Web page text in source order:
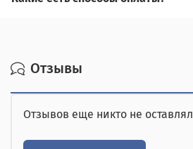
наличными при получении,
картой курьеру.
Отзывы
Отзывов еще никто не оставлял